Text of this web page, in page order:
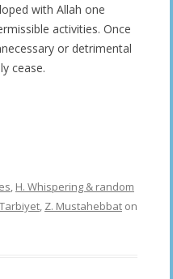
with Allah one
activities. Once
or detrimental
cease.
H. Whispering & random
Z. Mustahebbat on